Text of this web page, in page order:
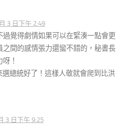
3 日下午 2:49
過覺得劇情如果可以在緊湊一點會更
之間的感情張力還蠻不錯的，秘書長
！
總統好了！這樣人敬就會爬到比洪
3 日下午 9:25